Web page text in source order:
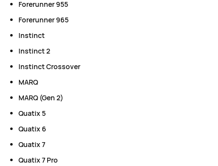
Forerunner 955
Forerunner 965
Instinct
Instinct 2
Instinct Crossover
MARQ
MARQ (Gen 2)
Quatix 5
Quatix 6
Quatix 7
Quatix 7 Pro